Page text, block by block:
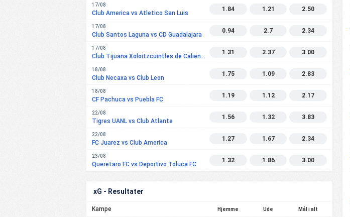
17/08
Club America vs Atletico San Luis
1.84 1.21 2.50
17/08
Club Santos Laguna vs CD Guadalajara
0.94 2.7 2.34
17/08
Club Tijuana Xoloitzcuintles de Caliente vs Cruz Azul FC
1.31 2.37 3.00
18/08
Club Necaxa vs Club Leon
1.75 1.09 2.83
18/08
CF Pachuca vs Puebla FC
1.19 1.12 2.17
22/08
Tigres UANL vs Club Atlante
1.56 1.32 3.83
22/08
FC Juarez vs Club America
1.27 1.67 2.34
23/08
Queretaro FC vs Deportivo Toluca FC
1.32 1.86 3.00
xG - Resultater
Kampe Hjemme Ude Mål i alt